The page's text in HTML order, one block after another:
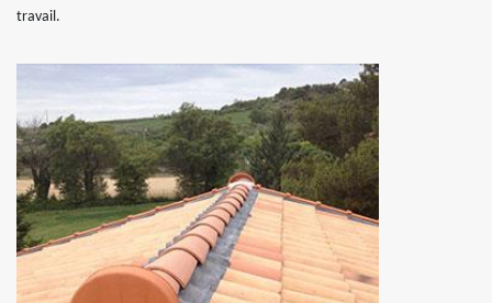
travail.